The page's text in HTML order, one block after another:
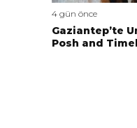
4 gün önce
Gaziantep’te
Posh and